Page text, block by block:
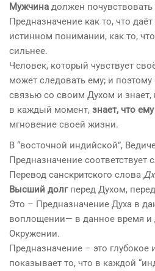
Мужчина должен
Предназначение как то, что
истинном понимании, как то,
сильнее.
Человек, который чувствует
может следовать ему; и
связью со своим Духом и знает,
в каждый момент, знает, что
мгновение своей жизни.
В “восточной индийской”,
Предназначение соответствует
Перевод санскритского слова
Высший долгперед Духом,
Это – Предназначение Духа в
воплощении— в данное время и
Окружении.
Предназначение – это глубокое
показывает то, что в каждой